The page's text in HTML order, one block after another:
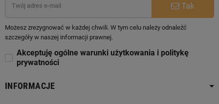
Tak
Możesz zrezygnować w każdej chwili. W tym celu należy odnaleźć
szczegóły w naszej informacji prawnej.
Akceptuję ogólne warunki użytkowania i politykę
prywatności
INFORMACJE